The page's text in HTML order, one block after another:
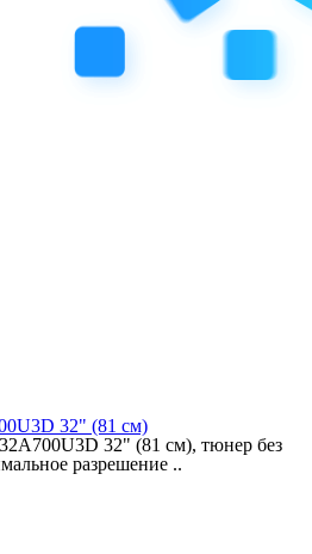
32" (81 см)
32" (81 см), тюнер без
разрешение ..